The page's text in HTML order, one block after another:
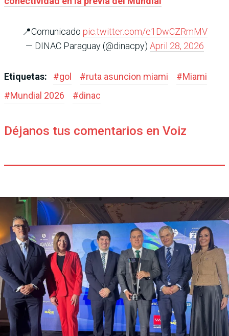
📍Comunicado pic.twitter.com/e1DwCZRmMV
— DINAC Paraguay (@dinacpy) April 28, 2026
Etiquetas: #gol #ruta asuncion miami #Miami
#Mundial 2026 #dinac
Déjanos tus comentarios en Voiz